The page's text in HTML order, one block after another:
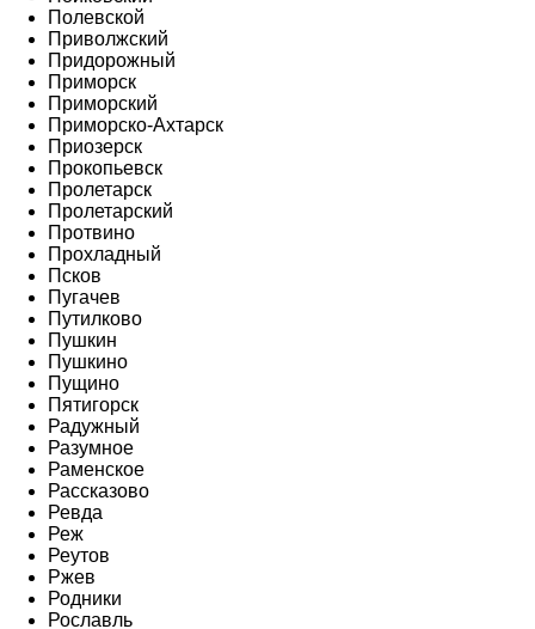
Полевской
Приволжский
Придорожный
Приморск
Приморский
Приморско-Ахтарск
Приозерск
Прокопьевск
Пролетарск
Пролетарский
Протвино
Прохладный
Псков
Пугачев
Путилково
Пушкин
Пушкино
Пущино
Пятигорск
Радужный
Разумное
Раменское
Рассказово
Ревда
Реж
Реутов
Ржев
Родники
Рославль